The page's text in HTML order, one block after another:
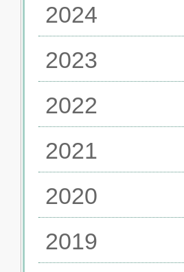
2024
2023
2022
2021
2020
2019